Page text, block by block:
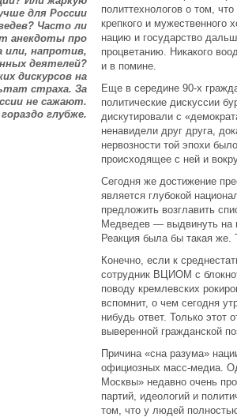
для России
Часто ли
анекдоты про
или, напротив,
деятелей?
дискурсов на
страха. За
не сажают.
глубже.
политтехнологов о том,
крепкого и мужественного
нацию и государство
процветанию. Никакого
и в помине.
Еще в середине 90-х
политические дискуссии
дискутировали с
ненавидели друг друга,
нервозности той эпохи
происходящее с ней и
Сегодня же достижение
является глубокой
предложить возглавить
Медведев — выдвинуть на
Реакция была бы такая же.
Конечно, если к
сотрудник ВЦИОМ с
поводу кремлевских
вспомнит, о чем сегодня
нибудь ответ. Только этот
выверенной гражданской
Причина «сна разума»
официозных масс-медиа.
Москвы» недавно очень
партий, идеологий и
том, что у людей